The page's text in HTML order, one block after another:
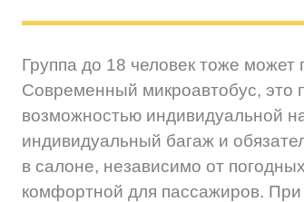
Группа до 18 человек тоже
Современный микроавтобус, это
возможностью индивидуальной
индивидуальный багаж и
в салоне, независимо от
комфортной для пассажиров.